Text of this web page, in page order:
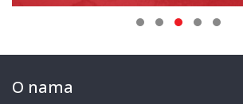
O nama